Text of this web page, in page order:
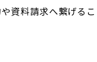
資料請求へ繋げるこ